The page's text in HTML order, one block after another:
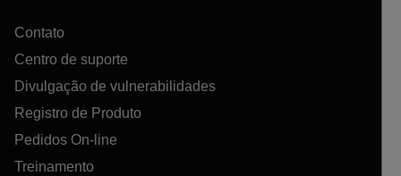
Contato
Centro de suporte
Divulgação de vulnerabilidades
Registro de Produto
Pedidos On-line
Treinamento